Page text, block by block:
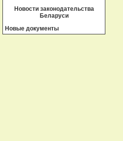
Новости законодательства
Беларуси
Новые документы